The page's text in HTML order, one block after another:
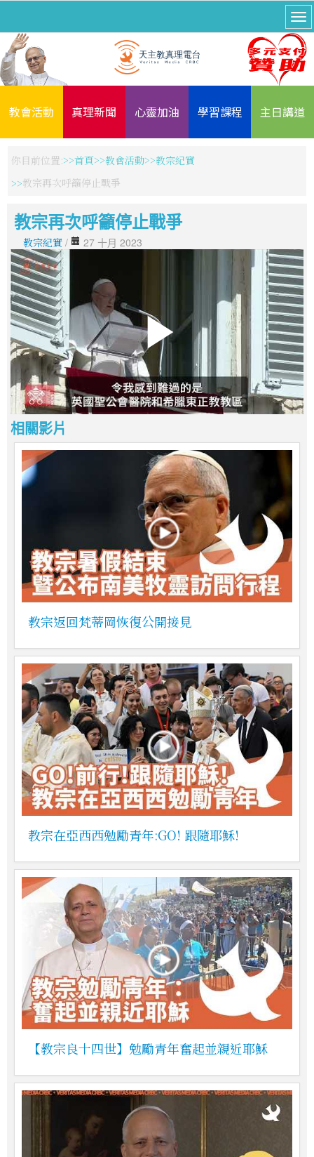
教會活動 真理新聞 心靈加油 學習課程 主日講道
你目前位置: 首頁 教會活動
教宗紀實
教宗再次呼籲停止戰爭
教宗再次呼籲停止戰爭
教宗紀實 / 27 十月 2023
相關影片
教宗返回梵蒂岡恢復公開接見
教宗在亞西西勉勵青年:GO! 跟隨耶穌!
【教宗良十四世】勉勵青年奮起並親近耶穌